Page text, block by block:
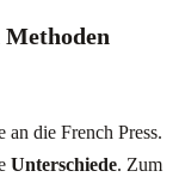
Methoden
die French Press.
Unterschiede. Zum